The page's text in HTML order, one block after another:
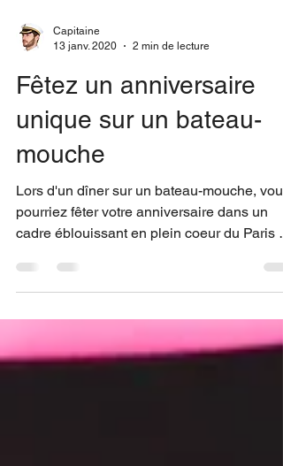
2 min de lecture
Fêtez un anniversaire
unique sur un bateau-
mouche
Lors d'un dîner sur un bateau-mouche, vous
pourriez fêter votre anniversaire dans un
cadre éblouissant en plein coeur du Paris